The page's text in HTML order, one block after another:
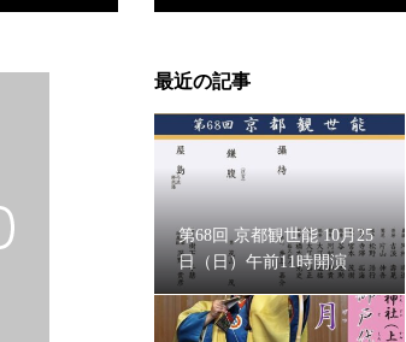
最近の記事
第68回 京都観世能 10月25
日（日）午前11時開演